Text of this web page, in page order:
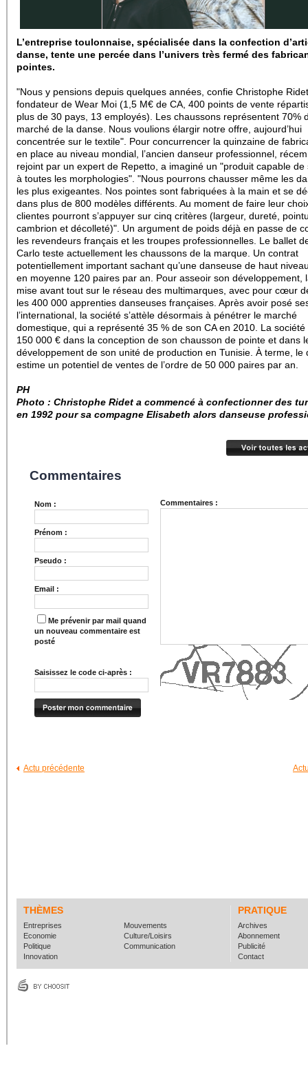
L’entreprise toulonnaise, spécialisée dans la confection
danse, tente une percée dans l’univers très fermé des
pointes.
"Nous y pensions depuis quelques années, confie Christophe
fondateur de Wear Moi (1,5 M€ de CA, 400 points de vente
plus de 30 pays, 13 employés). Les chaussons représentent 70%
marché de la danse. Nous voulions élargir notre offre, aujourd’hui
concentrée sur le textile". Pour concurrencer la quinzaine de
en place au niveau mondial, l’ancien danseur professionnel,
rejoint par un expert de Repetto, a imaginé un "produit capable de
à toutes les morphologies". "Nous pourrons chausser même les
les plus exigeantes. Nos pointes sont fabriquées à la main et se
dans plus de 800 modèles différents. Au moment de faire leur
clientes pourront s’appuyer sur cinq critères (largeur, dureté,
cambrion et décolleté)". Un argument de poids déjà en passe de
les revendeurs français et les troupes professionnelles. Le ballet
Carlo teste actuellement les chaussons de la marque. Un contrat
potentiellement important sachant qu’une danseuse de haut
en moyenne 120 paires par an. Pour asseoir son développement,
mise avant tout sur le réseau des multimarques, avec pour cœur
les 400 000 apprenties danseuses françaises. Après avoir posé
l’international, la société s’attèle désormais à pénétrer le marché
domestique, qui a représenté 35 % de son CA en 2010. La société
150 000 € dans la conception de son chausson de pointe et dans
développement de son unité de production en Tunisie. À terme, le
estime un potentiel de ventes de l’ordre de 50 000 paires par an.
PH
Photo : Christophe Ridet a commencé à confectionner des
en 1992 pour sa compagne Elisabeth alors danseuse
Commentaires
Nom :
Prénom :
Pseudo :
Email :
Me prévenir par mail quand
un nouveau commentaire est
posté
Saisissez le code ci-après :
Commentaires :
Actu précédente
THÈMES PRATIQUE
Entreprises
Economie
Politique
Innovation
Mouvements
Culture/Loisirs
Communication
Archives
Abonnement
Publicité
Contact